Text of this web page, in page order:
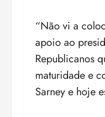
“Não vi a
apoio ao
Republicanos
maturidade e
Sarney e hoje